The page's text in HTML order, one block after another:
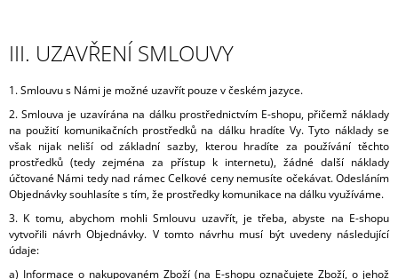
III. UZAVŘENÍ SMLOUVY
1. Smlouvu s Námi je možné uzavřít pouze v českém jazyce.
2. Smlouva je uzavírána na dálku prostřednictvím E-shopu, přičemž náklady
na použití komunikačních prostředků na dálku hradíte Vy. Tyto náklady se
však nijak neliší od základní sazby, kterou hradíte za používání těchto
prostředků (tedy zejména za přístup k internetu), žádné další náklady
účtované Námi tedy nad rámec Celkové ceny nemusíte očekávat. Odesláním
Objednávky souhlasíte s tím, že prostředky komunikace na dálku využíváme.
3. K tomu, abychom mohli Smlouvu uzavřít, je třeba, abyste na E-shopu
vytvořili návrh Objednávky. V tomto návrhu musí být uvedeny následující
údaje:
a) Informace o nakupovaném Zboží (na E-shopu označujete Zboží, o jehož